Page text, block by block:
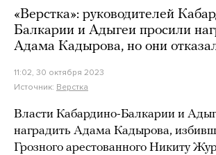
«Верстка»: руководителей
Балкарии и Адыгеи просили
Адама Кадырова, но они
11:02, 30 октября 2023
Источник: Верстка
Власти Кабардино-Балкарии и
наградить Адама Кадырова,
Грозного арестованного Никиту